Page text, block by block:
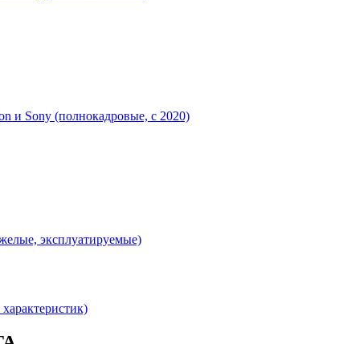
и Sony (полнокадровые, с 2020)
эксплуатируемые)